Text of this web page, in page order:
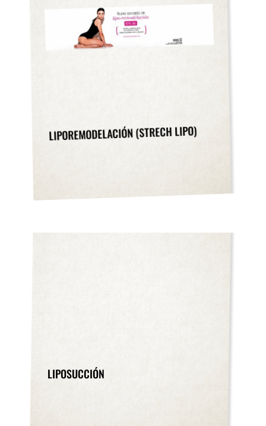
LIPOREMODELACIÓN (STRECH LIPO)
LIPOSUCCIÓN